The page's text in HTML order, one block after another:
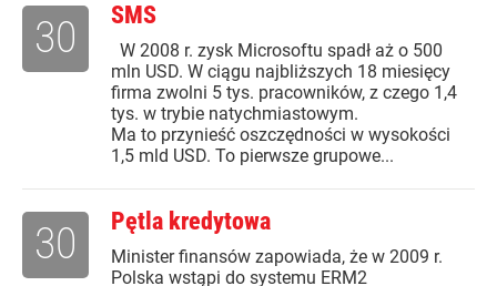
SMS
W 2008 r. zysk Microsoftu spadł aż o 500
mln USD. W ciągu najbliższych 18 miesięcy
firma zwolni 5 tys. pracowników, z czego 1,4
tys. w trybie natychmiastowym.
Ma to przynieść oszczędności w wysokości
1,5 mld USD. To pierwsze grupowe...
30
Pętla kredytowa
Minister finansów zapowiada, że w 2009 r.
Polska wstąpi do systemu ERM2
30